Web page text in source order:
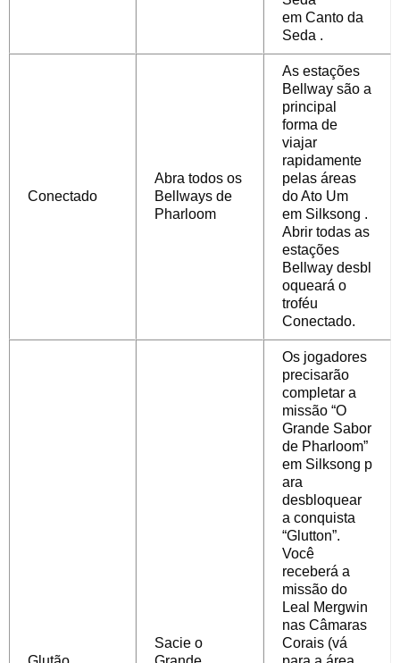
em Canto da
Seda .
Conectado
Abra todos os
Bellways de
Pharloom
As estações
Bellway são a
principal
forma de
viajar
rapidamente
pelas áreas
do Ato Um
em Silksong .
Abrir todas as
estações
Bellway desbl
oqueará o
troféu
Conectado.
Sacie o
Os jogadores
precisarão
completar a
missão “O
Grande Sabor
de Pharloom”
em Silksong p
ara
desbloquear
a conquista
“Glutton”.
Você
receberá a
missão do
Leal Mergwin
nas Câmaras
Corais (vá